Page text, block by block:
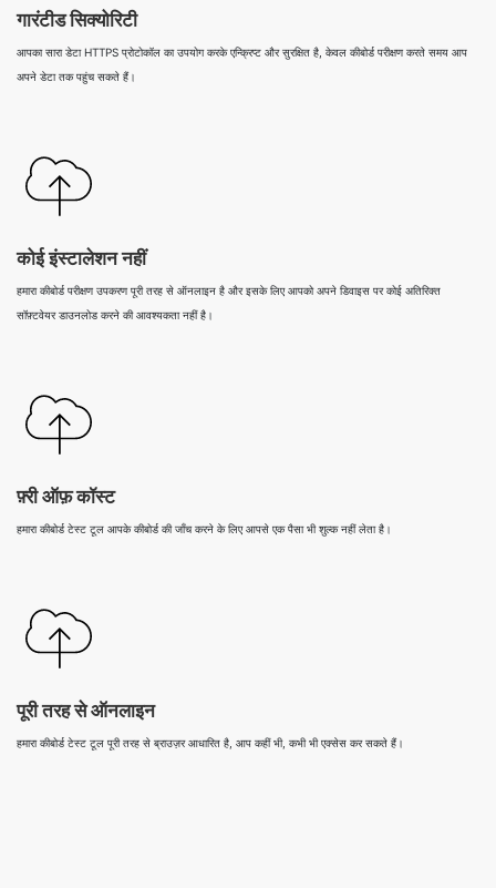
गारंटीड सिक्योरिटी
आपका सारा डेटा HTTPS प्रोटोकॉल का उपयोग करके एन्क्रिप्ट और सुरक्षित है, केवल कीबोर्ड परीक्षण करते समय आप
अपने डेटा तक पहुंच सकते हैं।
कोई इंस्टालेशन नहीं
हमारा कीबोर्ड परीक्षण उपकरण पूरी तरह से ऑनलाइन है और इसके लिए आपको अपने डिवाइस पर कोई अतिरिक्त
सॉफ़्टवेयर डाउनलोड करने की आवश्यकता नहीं है।
फ़्री ऑफ़ कॉस्ट
हमारा कीबोर्ड टेस्ट टूल आपके कीबोर्ड की जाँच करने के लिए आपसे एक पैसा भी शुल्क नहीं लेता है।
पूरी तरह से ऑनलाइन
हमारा कीबोर्ड टेस्ट टूल पूरी तरह से ब्राउज़र आधारित है, आप कहीं भी, कभी भी एक्सेस कर सकते हैं।